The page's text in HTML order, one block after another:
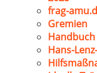
frag-
Gremien
Hans-